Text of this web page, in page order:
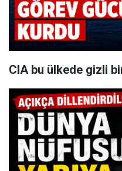
CIA bu ülkede gizli